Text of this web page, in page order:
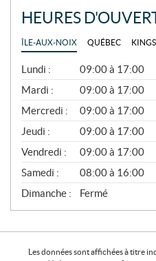
HEURES
ÎLE-AUX-NOIX QUÉBEC
G
É
N
É
R
A
L
Lundi :
09:00 à 17:00
Mardi :
09:00 à 17:00
Mercredi :
09:00 à 17:00
Jeudi :
09:00 à 17:00
Vendredi :
09:00 à 17:00
Samedi :
08:00 à 16:00
Dimanche :
Fermé
Les données sont affichées à titre